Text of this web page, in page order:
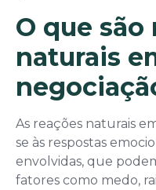
O que são
naturais
As reações naturais
se às respostas
envolvidas, que
fatores como medo,